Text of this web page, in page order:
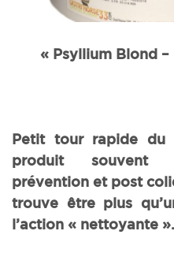
« Psyllium Blond –
Petit tour rapide du
produit souvent
prévention et post
trouve être plus
l’action « nettoyante ».